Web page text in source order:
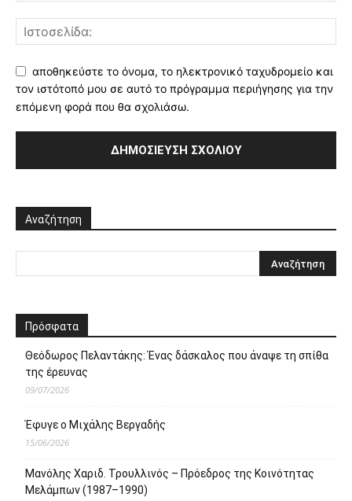
αποθηκεύστε το όνομα, το ηλεκτρονικό ταχυδρομείο και
τον ιστότοπό μου σε αυτό το πρόγραμμα περιήγησης για την
επόμενη φορά που θα σχολιάσω.
Αναζήτηση
Πρόσφατα
Θεόδωρος Πελαντάκης: Ένας δάσκαλος που άναψε τη σπίθα
της έρευνας
09/07/2026
Έφυγε ο Μιχάλης Βεργαδής
15/06/2026
Μανόλης Χαριδ. Τρουλλινός – Πρόεδρος της Κοινότητας
Μελάμπων (1987–1990)